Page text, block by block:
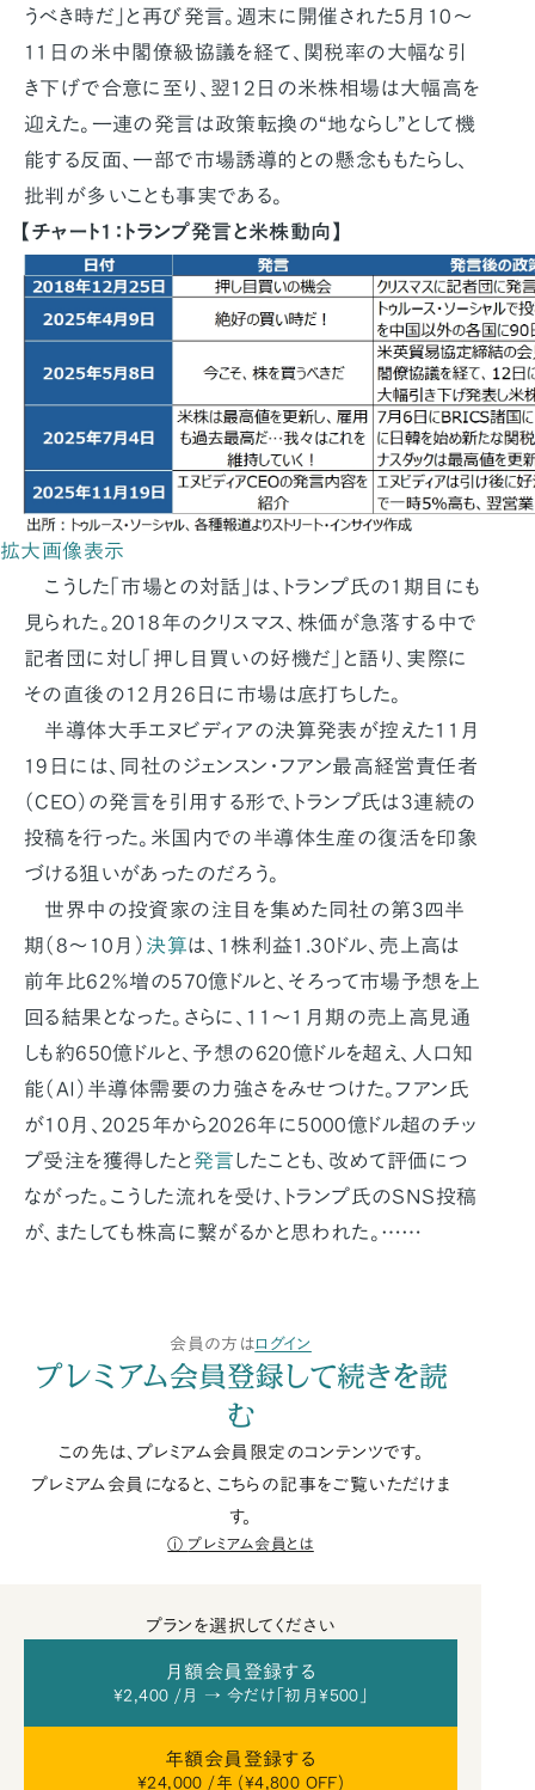
うべき時だ」と再び発言。週末に開催された5月10〜
11日の米中閣僚級協議を経て、関税率の大幅な引
き下げで合意に至り、翌12日の米株相場は大幅高を
迎えた。一連の発言は政策転換の“地ならし”として機
能する反面、一部で市場誘導的との懸念ももたらし、
批判が多いことも事実である。
【チャート1：トランプ発言と米株動向】
拡大画像表示
こうした「市場との対話」は、トランプ氏の1期目にも
見られた。2018年のクリスマス、株価が急落する中で
記者団に対し「押し目買いの好機だ」と語り、実際に
その直後の12月26日に市場は底打ちした。
半導体大手エヌビディアの決算発表が控えた11月
19日には、同社のジェンスン・フアン最高経営責任者
（CEO）の発言を引用する形で、トランプ氏は3連続の
投稿を行った。米国内での半導体生産の復活を印象
づける狙いがあったのだろう。
世界中の投資家の注目を集めた同社の第3四半
期（8〜10月） 決算は、1株利益1.30ドル、売上高は
前年比62％増の570億ドルと、そろって市場予想を上
回る結果となった。さらに、11〜1月期の売上高見通
しも約650億ドルと、予想の620億ドルを超え、人口知
能（AI）半導体需要の力強さをみせつけた。フアン氏
が10月、2025年から2026年に5000億ドル超のチッ
プ受注を獲得したと 発言したことも、改めて評価につ
ながった。こうした流れを受け、トランプ氏のSNS投稿
が、またしても株高に繋がるかと思われた。……
会員の方はログイン
プレミアム会員登録して続きを読
む
この先は、プレミアム会員限定のコンテンツです。
プレミアム会員になると、こちらの記事をご覧いただけま
す。
プレミアム会員とは
プランを選択してください
月額会員登録する
¥2,400 /月 → 今だけ「初月¥500」
年額会員登録する
¥24,000 /年 (¥4,800 OFF)